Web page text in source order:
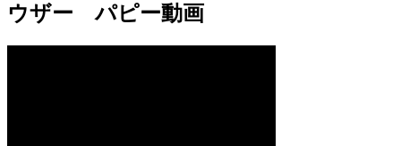
ウザー パピー動画